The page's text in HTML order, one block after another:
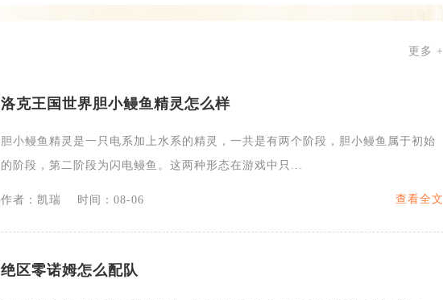
更多 +
洛克王国世界胆小鳗鱼精灵怎么样
胆小鳗鱼精灵是一只电系加上水系的精灵，一共是有两个阶段，胆小鳗鱼属于初始
的阶段，第二阶段为闪电鳗鱼。这两种形态在游戏中只...
作者：凯瑞 时间：08-06 查看全文
绝区零诺姆怎么配队